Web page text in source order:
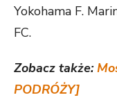
Yokohama F.
FC.
Zobacz także:
PODRÓŻY]